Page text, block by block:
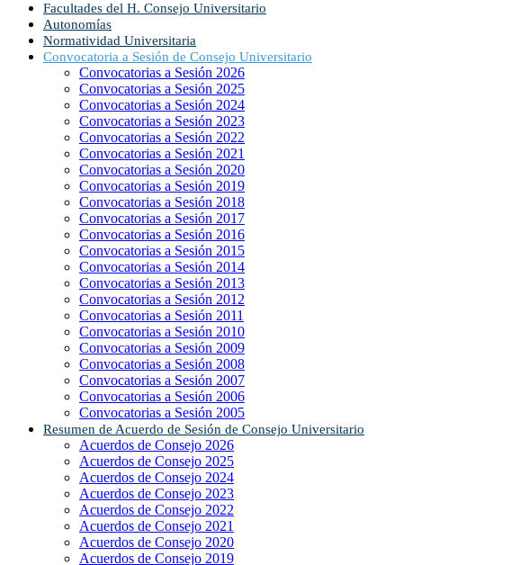
Facultades del H. Consejo Universitario
Autonomías
Normatividad Universitaria
Convocatoria a Sesión de Consejo Universitario
Convocatorias a Sesión 2026
Convocatorias a Sesión 2025
Convocatorias a Sesión 2024
Convocatorias a Sesión 2023
Convocatorias a Sesión 2022
Convocatorias a Sesión 2021
Convocatorias a Sesión 2020
Convocatorias a Sesión 2019
Convocatorias a Sesión 2018
Convocatorias a Sesión 2017
Convocatorias a Sesión 2016
Convocatorias a Sesión 2015
Convocatorias a Sesión 2014
Convocatorias a Sesión 2013
Convocatorias a Sesión 2012
Convocatorias a Sesión 2011
Convocatorias a Sesión 2010
Convocatorias a Sesión 2009
Convocatorias a Sesión 2008
Convocatorias a Sesión 2007
Convocatorias a Sesión 2006
Convocatorias a Sesión 2005
Resumen de Acuerdo de Sesión de Consejo Universitario
Acuerdos de Consejo 2026
Acuerdos de Consejo 2025
Acuerdos de Consejo 2024
Acuerdos de Consejo 2023
Acuerdos de Consejo 2022
Acuerdos de Consejo 2021
Acuerdos de Consejo 2020
Acuerdos de Consejo 2019